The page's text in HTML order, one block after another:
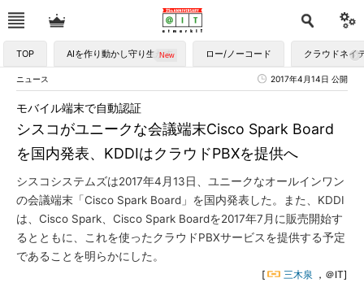
TOP AIを作り動かし守り生かす ロー/ノーコード クラウドネイ
ニュース 2017年4月14日 公開
シスコがユニークな会議端末Cisco Spark Board
を国内発表、KDDIはクラウドPBXを提供へ
モバイル端末で自動認証
シスコシステムズは2017年4月13日、ユニークなオールインワン
の会議端末「Cisco Spark Board」を国内発表した。また、KDDI
は、Cisco Spark、Cisco Spark Boardを2017年7月に販売開始す
るとともに、これを使ったクラウドPBXサービスを提供する予定
であることを明らかにした。
[ 三木泉 ，＠IT]